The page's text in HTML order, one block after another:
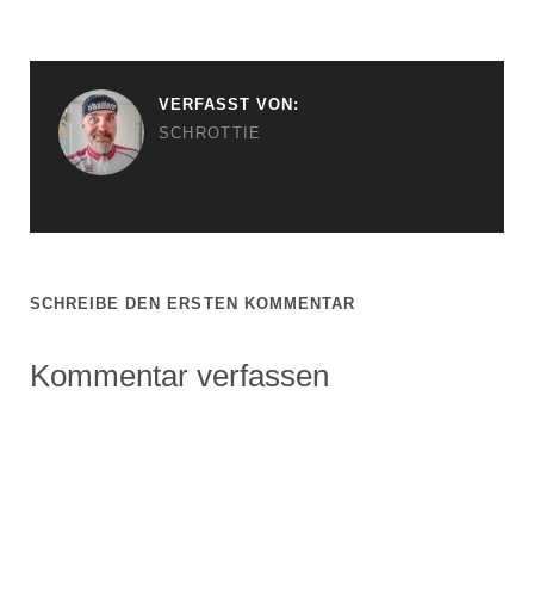
VERFASST VON:
SCHROTTIE
SCHREIBE DEN ERSTEN KOMMENTAR
Kommentar verfassen